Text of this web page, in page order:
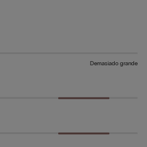
Demasiado grande